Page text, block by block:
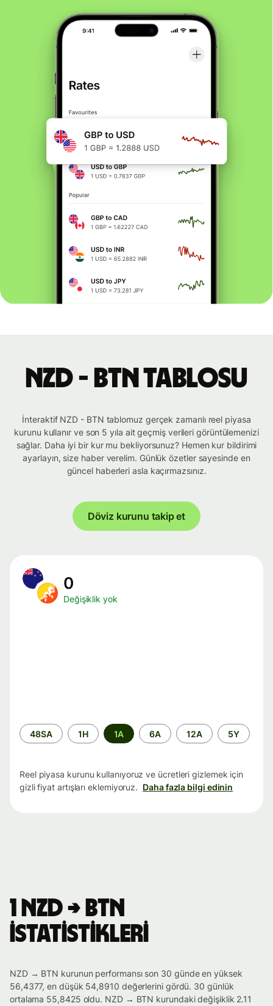
NZD - BTN tablosu
İnteraktif NZD - BTN tablomuz gerçek zamanlı reel piyasa
kurunu kullanır ve son 5 yıla ait geçmiş verileri görüntülemenizi
sağlar. Daha iyi bir kur mu bekliyorsunuz? Hemen kur bildirimi
ayarlayın, size haber verelim. Günlük özetler sayesinde en
güncel haberleri asla kaçırmazsınız.
Döviz kurunu takip et
0
Değişiklik yok
Zaman
aralığı
48SA 1H 1A 6A 12A 5Y
Reel piyasa kurunu kullanıyoruz ve ücretleri gizlemek için
gizli fiyat artışları eklemiyoruz. Daha fazla bilgi edinin
1 NZD → BTN
istatistikleri
NZD → BTN kurunun performansı son 30 günde en yüksek
56,4377, en düşük 54,8910 değerlerini gördü. 30 günlük
ortalama 55,8425 oldu. NZD → BTN kurundaki değişiklik 2.11